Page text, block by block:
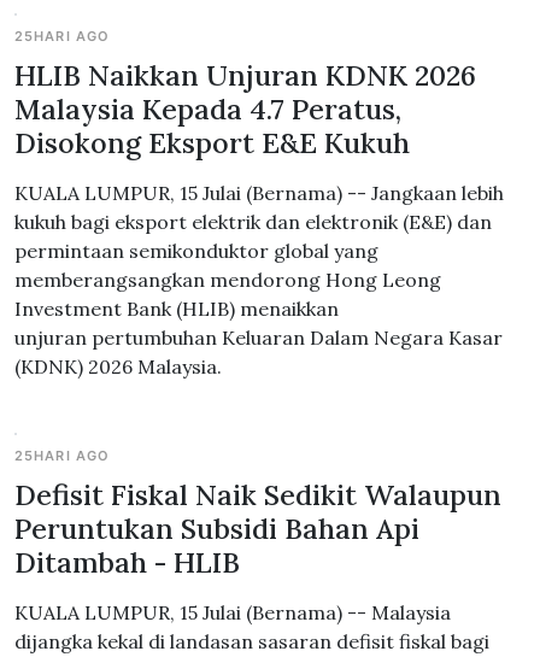
25HARI AGO
HLIB Naikkan Unjuran KDNK 2026
Malaysia Kepada 4.7 Peratus,
Disokong Eksport E&E Kukuh
KUALA LUMPUR, 15 Julai (Bernama) -- Jangkaan lebih
kukuh bagi eksport elektrik dan elektronik (E&E) dan
permintaan semikonduktor global yang
memberangsangkan mendorong Hong Leong
Investment Bank (HLIB) menaikkan
unjuran pertumbuhan Keluaran Dalam Negara Kasar
(KDNK) 2026 Malaysia.
25HARI AGO
Defisit Fiskal Naik Sedikit Walaupun
Peruntukan Subsidi Bahan Api
Ditambah - HLIB
KUALA LUMPUR, 15 Julai (Bernama) -- Malaysia
dijangka kekal di landasan sasaran defisit fiskal bagi